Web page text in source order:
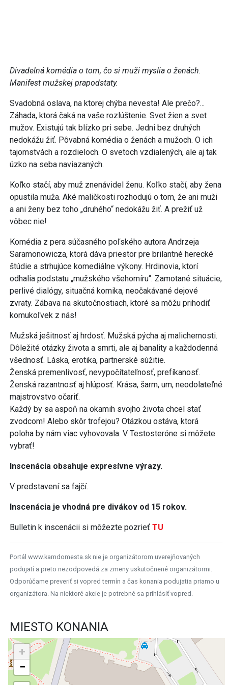
Divadelná komédia o tom, čo si muži myslia o ženách.
Manifest mužskej prapodstaty.
Svadobná oslava, na ktorej chýba nevesta! Ale prečo?...
Záhada, ktorá čaká na vaše rozlúštenie. Svet žien a svet
mužov. Existujú tak blízko pri sebe. Jedni bez druhých
nedokážu žiť. Pôvabná komédia o ženách a mužoch. O ich
tajomstvách a rozdieloch. O svetoch vzdialených, ale aj tak
úzko na seba naviazaných.
Koľko stačí, aby muž znenávidel ženu. Koľko stačí, aby žena
opustila muža. Aké maličkosti rozhodujú o tom, že ani muži
a ani ženy bez toho „druhého“ nedokážu žiť. A prežiť už
vôbec nie!
Komédia z pera súčasného poľského autora Andrzeja
Saramonowicza, ktorá dáva priestor pre brilantné herecké
štúdie a strhujúce komediálne výkony. Hrdinovia, ktorí
odhalia podstatu „mužského všehomíru“. Zamotané situácie,
perlivé dialógy, situačná komika, neočakávané dejové
zvraty. Zábava na skutočnostiach, ktoré sa môžu prihodiť
komukoľvek z nás!
Mužská ješitnosť aj hrdosť. Mužská pýcha aj malichernosti.
Dôležité otázky života a smrti, ale aj banality a každodenná
všednosť. Láska, erotika, partnerské súžitie.
Ženská premenlivosť, nevypočítateľnosť, prefíkanosť.
Ženská razantnosť aj hlúposť. Krása, šarm, um, neodolateľné
majstrovstvo očariť.
Každý by sa aspoň na okamih svojho života chcel stať
zvodcom! Alebo skôr trofejou? Otázkou ostáva, ktorá
poloha by nám viac vyhovovala. V Testosteróne si môžete
vybrať!
Inscenácia obsahuje expresívne výrazy.
V predstavení sa fajčí.
Inscenácia je vhodná pre divákov od 15 rokov.
Bulletin k inscenácii si môžezte pozrieť TU
Portál www.kamdomesta.sk nie je organizátorom uverejňovaných
podujatí a preto nezodpovedá za zmeny uskutočnené organizátormi.
Odporúčame preveriť si vopred termín a čas konania podujatia priamo u
organizátora. Na niektoré akcie je potrebné sa prihlásiť vopred.
MIESTO KONANIA
+
−